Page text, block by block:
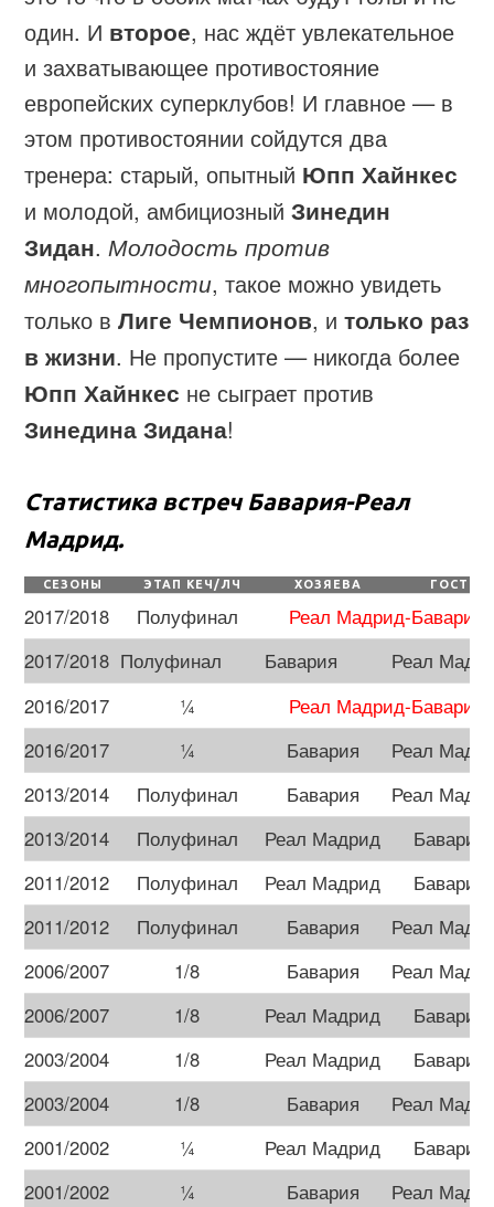
один. И второе, нас ждёт увлекательное
и захватывающее противостояние
европейских суперклубов! И главное — в
этом противостоянии сойдутся два
тренера: старый, опытный Юпп Хайнкес
и молодой, амбициозныйЗинедин
Зидан. Молодость против
многопытности, такое можно увидеть
только вЛиге Чемпионов, итолько раз
в жизни. Не пропустите — никогда более
Юпп Хайнкес не сыграет против
Зинедина Зидана!
Статистика встреч Бавария-Реал
Мадрид.
СЕЗОНЫ ЭТАП КЕЧ/ЛЧ ХОЗЯЕВА ГОСТИ
2017/2018 Полуфинал Реал Мадрид-Бавария
2017/2018 Полуфинал Бавария
Реал
2016/2017
¼ Реал Мадрид-Бавария
2016/2017 ¼ Бавария
Реал
2013/2014
Полуфинал Бавария
Реал
2013/2014
Полуфинал Реал Мадрид
Бавария
2011/2012
Полуфинал Реал Мадрид
Бавария
2011/2012
Полуфинал Бавария
Реал
2006/2007
1/8 Бавария
Реал
2006/2007
1/8 Реал Мадрид
Бавария
2003/2004
1/8 Реал Мадрид
Бавария
2003/2004
1/8 Бавария
Реал
2001/2002
¼ Реал Мадрид
Бавария
2001/2002
¼ Бавария
Реал